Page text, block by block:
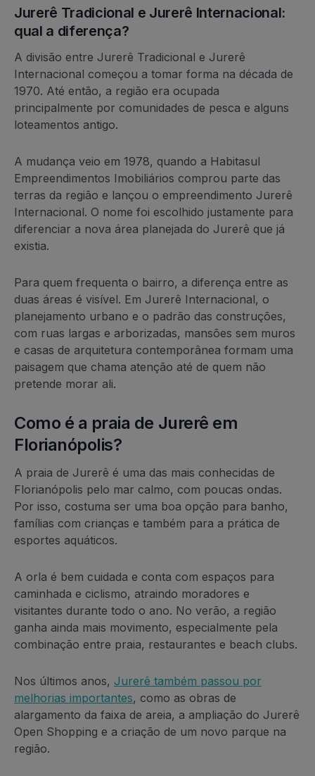
Jurerê Tradicional e Jurerê Internacional:
qual a diferença?
A divisão entre Jurerê Tradicional e Jurerê
Internacional começou a tomar forma na década de
1970. Até então, a região era ocupada
principalmente por comunidades de pesca e alguns
loteamentos antigo.
A mudança veio em 1978, quando a Habitasul
Empreendimentos Imobiliários comprou parte das
terras da região e lançou o empreendimento Jurerê
Internacional. O nome foi escolhido justamente para
diferenciar a nova área planejada do Jurerê que já
existia.
Para quem frequenta o bairro, a diferença entre as
duas áreas é visível. Em Jurerê Internacional, o
planejamento urbano e o padrão das construções,
com ruas largas e arborizadas, mansões sem muros
e casas de arquitetura contemporânea formam uma
paisagem que chama atenção até de quem não
pretende morar ali.
Como é a praia de Jurerê em
Florianópolis?
A praia de Jurerê é uma das mais conhecidas de
Florianópolis pelo mar calmo, com poucas ondas.
Por isso, costuma ser uma boa opção para banho,
famílias com crianças e também para a prática de
esportes aquáticos.
A orla é bem cuidada e conta com espaços para
caminhada e ciclismo, atraindo moradores e
visitantes durante todo o ano. No verão, a região
ganha ainda mais movimento, especialmente pela
combinação entre praia, restaurantes e beach clubs.
Nos últimos anos, Jurerê também passou por
melhorias importantes, como as obras de
alargamento da faixa de areia, a ampliação do Jurerê
Open Shopping e a criação de um novo parque na
região.